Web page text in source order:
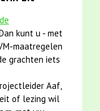
de
kunt u - met
maatregelen
grachten iets
Aaf,
of lezing wil